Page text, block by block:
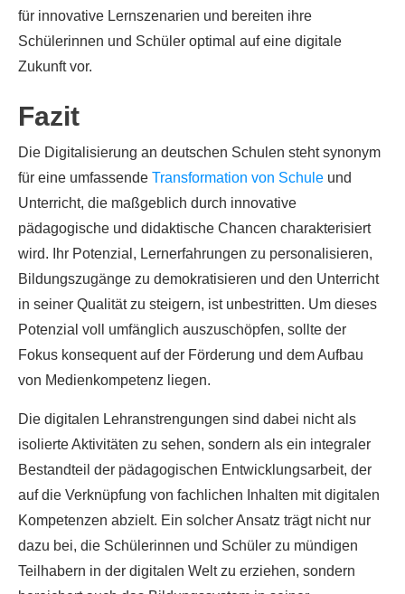
für innovative Lernszenarien und bereiten ihre
Schülerinnen und Schüler optimal auf eine digitale
Zukunft vor.
Fazit
Die Digitalisierung an deutschen Schulen steht synonym
für eine umfassende Transformation von Schule und
Unterricht, die maßgeblich durch innovative
pädagogische und didaktische Chancen charakterisiert
wird. Ihr Potenzial, Lernerfahrungen zu personalisieren,
Bildungszugänge zu demokratisieren und den Unterricht
in seiner Qualität zu steigern, ist unbestritten. Um dieses
Potenzial voll umfänglich auszuschöpfen, sollte der
Fokus konsequent auf der Förderung und dem Aufbau
von Medienkompetenz liegen.
Die digitalen Lehranstrengungen sind dabei nicht als
isolierte Aktivitäten zu sehen, sondern als ein integraler
Bestandteil der pädagogischen Entwicklungsarbeit, der
auf die Verknüpfung von fachlichen Inhalten mit digitalen
Kompetenzen abzielt. Ein solcher Ansatz trägt nicht nur
dazu bei, die Schülerinnen und Schüler zu mündigen
Teilhabern in der digitalen Welt zu erziehen, sondern